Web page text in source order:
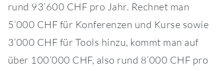
rund 93’600 CHF pro Jahr. Rechnet man
5’000 CHF für Konferenzen und Kurse sowie
3’000 CHF für Tools hinzu, kommt man auf
über 100’000 CHF, also rund 8’000 CHF pro